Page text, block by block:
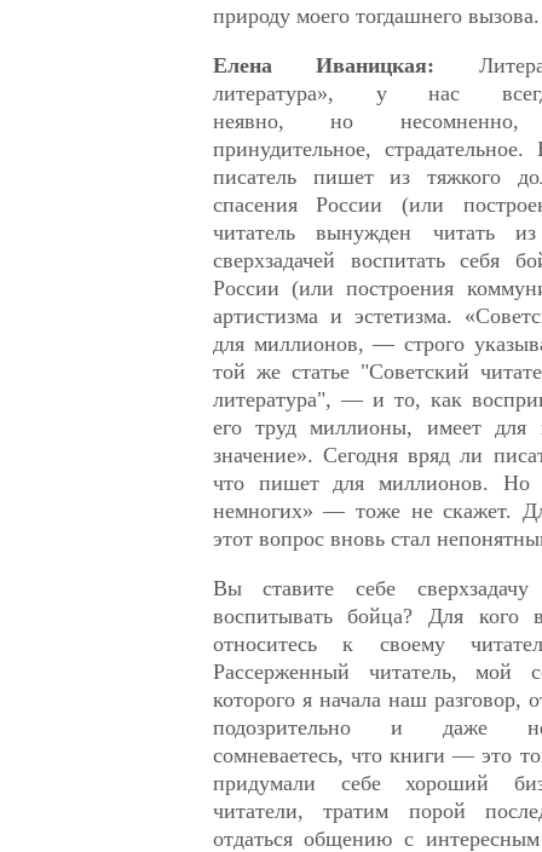
природу моего тогдашнего вызова.
Елена Иваницкая:
литература», у нас
неявно, но несомненно,
принудительное,
писатель пишет из тяжкого
спасения России (или
читатель вынужден читать
сверхзадачей воспитать себя
России (или построения
артистизма и эстетизма.
для миллионов, — строго
той же статье "Советский
литература", — и то, как
его труд миллионы, имеет для
значение». Сегодня вряд ли
что пишет для миллионов. Но
немногих» — тоже не скажет.
этот вопрос вновь стал
Вы ставите себе
воспитывать бойца? Для
относитесь к своему
Рассерженный читатель, мой
которого я начала наш разговор,
подозрительно и даже
сомневаетесь, что книги — это
придумали себе хороший
читатели, тратим порой
отдаться общению с